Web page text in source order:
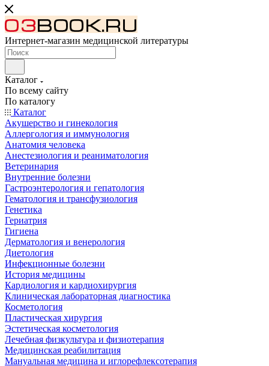
Интернет-магазин медицинской литературы
Каталог
По всему сайту
По каталогу
Каталог
Акушерство и гинекология
Аллергология и иммунология
Анатомия человека
Анестезиология и реаниматология
Ветеринария
Внутренние болезни
Гастроэнтерология и гепатология
Гематология и трансфузиология
Генетика
Гериатрия
Гигиена
Дерматология и венерология
Диетология
Инфекционные болезни
История медицины
Кардиология и кардиохирургия
Клиническая лабораторная диагностика
Косметология
Пластическая хирургия
Эстетическая косметология
Лечебная физкультура и физиотерапия
Медицинская реабилитация
Мануальная медицина и иглорефлексотерапия